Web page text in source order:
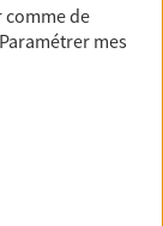
notre
en cas
comme de
mes